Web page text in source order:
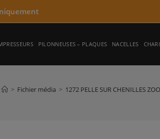
PILONNEUSES – PLAQUES NACELLES
> Fichier média > 1272 PELLE SUR CHENILLES